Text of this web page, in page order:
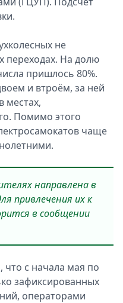
не
переходах. На долю
пришлось 80%.
и втроём, за ней
местах,
Помимо этого
чаще
направлена в
привлечения их к
в сообщении
что с начала мая по
зафиксированных
операторами